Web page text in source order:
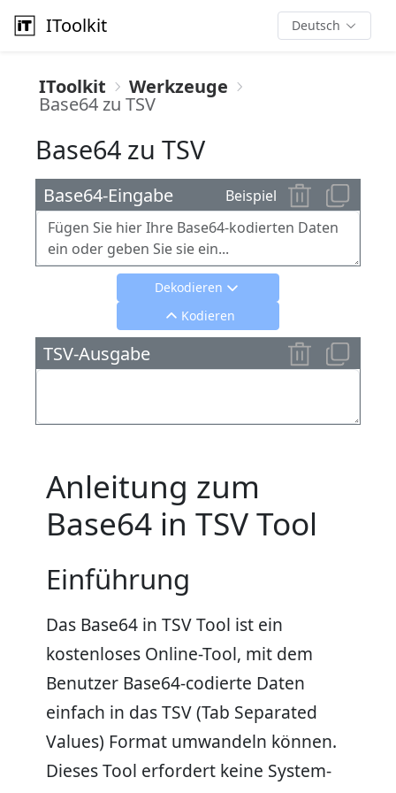
IToolkit Deutsch
IToolkit Werkzeuge
Base64 zu TSV
Base64 zu TSV
Base64-Eingabe Beispiel
Dekodieren
Kodieren
TSV-Ausgabe
Anleitung zum
Base64 in TSV Tool
Einführung
Das Base64 in TSV Tool ist ein
kostenloses Online-Tool, mit dem
Benutzer Base64-codierte Daten
einfach in das TSV (Tab Separated
Values) Format umwandeln können.
Dieses Tool erfordert keine System-